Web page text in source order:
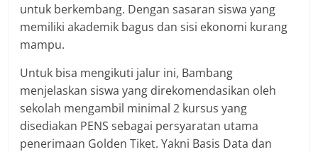
untuk berkembang. Dengan sasaran siswa yang
memiliki akademik bagus dan sisi ekonomi kurang
mampu.
Untuk bisa mengikuti jalur ini, Bambang
menjelaskan siswa yang direkomendasikan oleh
sekolah mengambil minimal 2 kursus yang
disediakan PENS sebagai persyaratan utama
penerimaan Golden Tiket. Yakni Basis Data dan